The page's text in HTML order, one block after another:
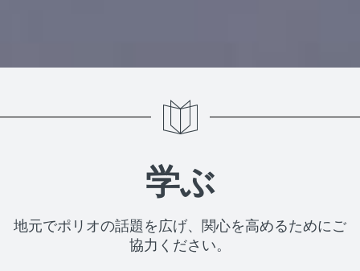
学ぶ
地元でポリオの話題を広げ、関心を高めるためにご
協力ください。